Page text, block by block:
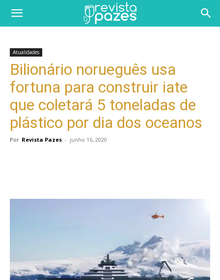
Atualidades
Bilionário norueguês usa
fortuna para construir iate
que coletará 5 toneladas de
plástico por dia dos oceanos
Por Revista Pazes - junho 16, 2020